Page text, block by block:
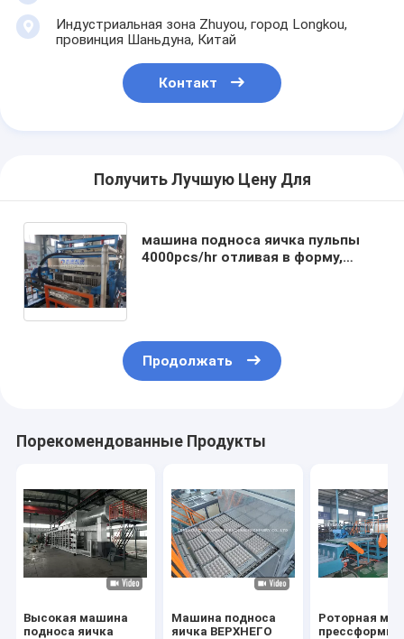
Индустриальная зона Zhuyou, город Longkou,
провинция Шаньдуна, Китай
Контакт
Получить Лучшую Цену Для
машина подноса яичка пульпы
4000pcs/hr отливая в форму,
Продолжать
Порекомендованные Продукты
Высокая машина
подноса яичка
Машина подноса
яичка ВЕРХНЕГО
Роторная
прессформы